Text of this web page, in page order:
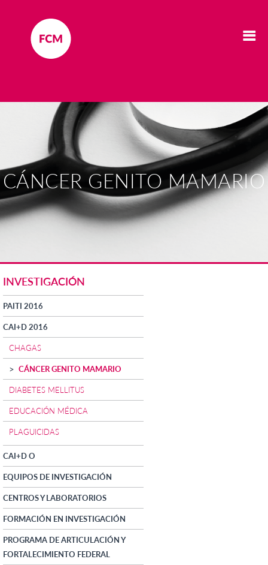
CÁNCER GENITO MAMARIO
INVESTIGACIÓN
PAITI 2016
CAI+D 2016
CHAGAS
CÁNCER GENITO MAMARIO
DIABETES MELLITUS
EDUCACIÓN MÉDICA
PLAGUICIDAS
CAI+D O
EQUIPOS DE INVESTIGACIÓN
CENTROS Y LABORATORIOS
FORMACIÓN EN INVESTIGACIÓN
PROGRAMA DE ARTICULACIÓN Y
FORTALECIMIENTO FEDERAL